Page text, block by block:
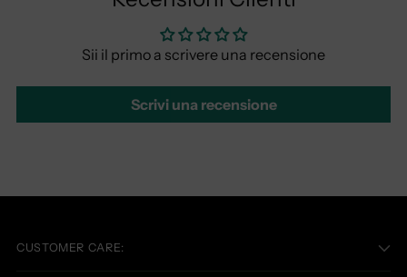
Sii il primo a scrivere una recensione
Scrivi una recensione
CUSTOMER CARE: